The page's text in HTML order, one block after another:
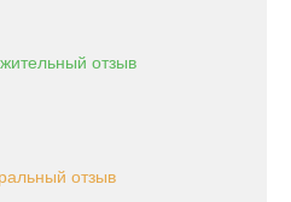
отзыв
отзыв